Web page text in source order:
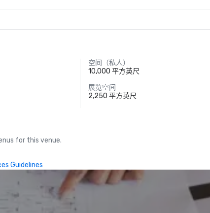
空间（私人）
10,000 平方英尺
展览空间
2,250 平方英尺
for this venue.
Guidelines